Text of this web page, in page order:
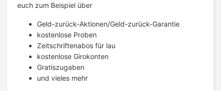
euch zum Beispiel über
Geld-zurück-Aktionen/Geld-zurück-Garantie
kostenlose Proben
Zeitschriftenabos für lau
kostenlose Girokonten
Gratiszugaben
und vieles mehr